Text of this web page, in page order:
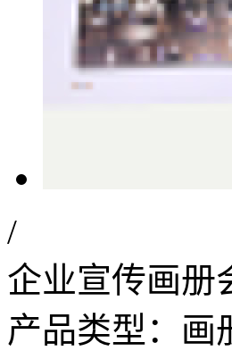
/
企业宣传画册
产品类型：画